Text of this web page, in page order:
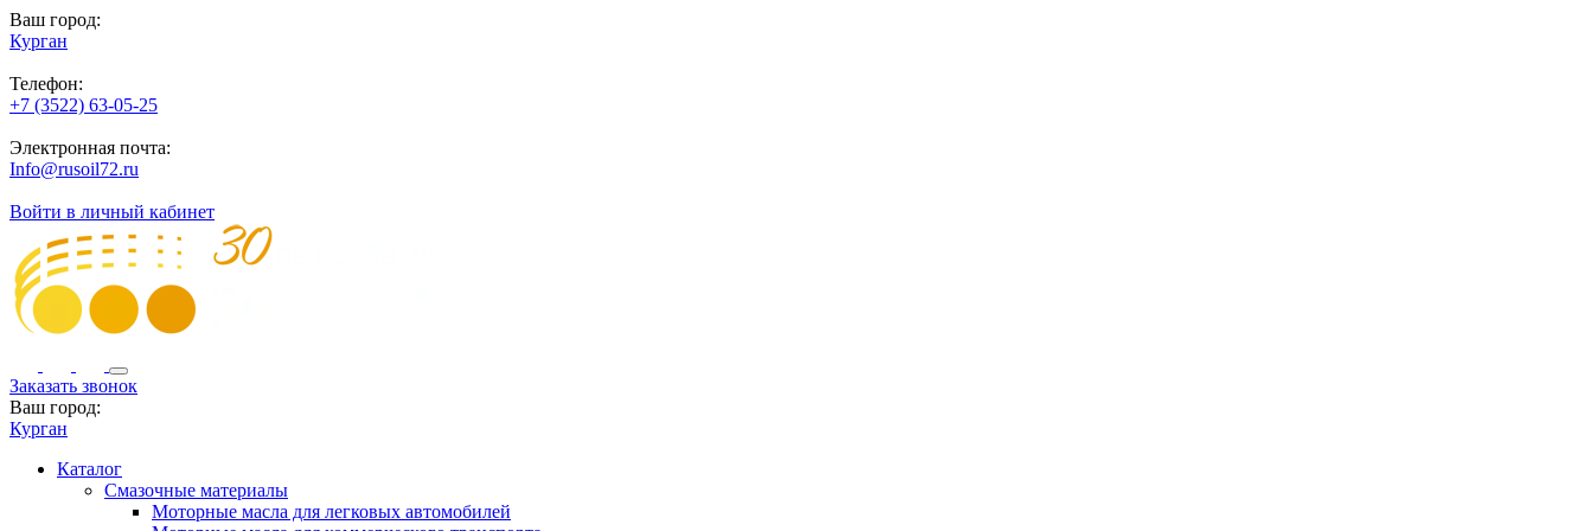
Ваш город:
Курган
Телефон:
+7 (3522) 63-05-25
Электронная почта:
Info@rusoil72.ru
Войти в личный кабинет
Заказать звонок
Ваш город:
Курган
Каталог
Смазочные материалы
Моторные масла для легковых автомобилей